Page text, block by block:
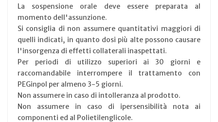
La sospensione orale deve essere preparata al
momento dell'assunzione.
Si consiglia di non assumere quantitativi maggiori di
quelli indicati, in quanto dosi più alte possono causare
l'insorgenza di effetti collaterali inaspettati.
Per periodi di utilizzo superiori ai 30 giorni e
raccomandabile interrompere il trattamento con
PEGinpol per almeno 3-5 giorni.
Non assumere in caso di intolleranza al prodotto.
Non assumere in caso di ipersensibilità nota ai
componenti ed al Polietilenglicole.